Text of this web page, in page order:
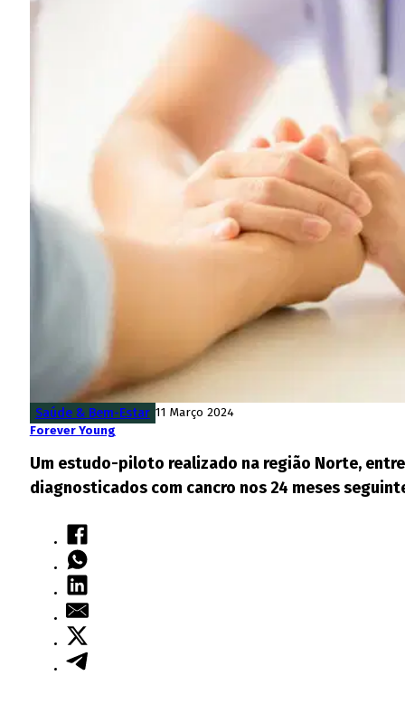
Saúde & Bem-Estar 11 Março 2024
Forever Young
Um estudo-piloto realizado na região Norte,
diagnosticados com cancro nos 24 meses